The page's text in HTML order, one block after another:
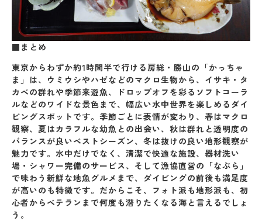
■まとめ
東京からわずか約1時間半で行ける房総・勝山の「かっちゃ
ま」は、 ウミウシやハゼなどのマクロ生物から、イサキ・タ
カベの群れや季節来遊魚、ドロップオフを彩るソフトコーラ
ルなどのワイドな景色まで、幅広い水中世界を楽しめるダイ
ビングスポット です。季節ごとに表情が変わり、春はマクロ
観察、夏はカラフルな幼魚との出会い、秋は群れと透明度の
バランスが良いベストシーズン、冬は抜けの良い地形観察が
魅力です。水中だけでなく、 清潔で快適な施設、器材洗い
場・シャワー完備のサービス、そして漁協直営の「なぶら」
で味わう新鮮な地魚グルメ まで、ダイビングの前後も満足度
が高いのも特徴です。だからこそ、 フォト派も地形派も、初
心者からベテランまで何度も潜りたくなる海 と言えるでしょ
う。